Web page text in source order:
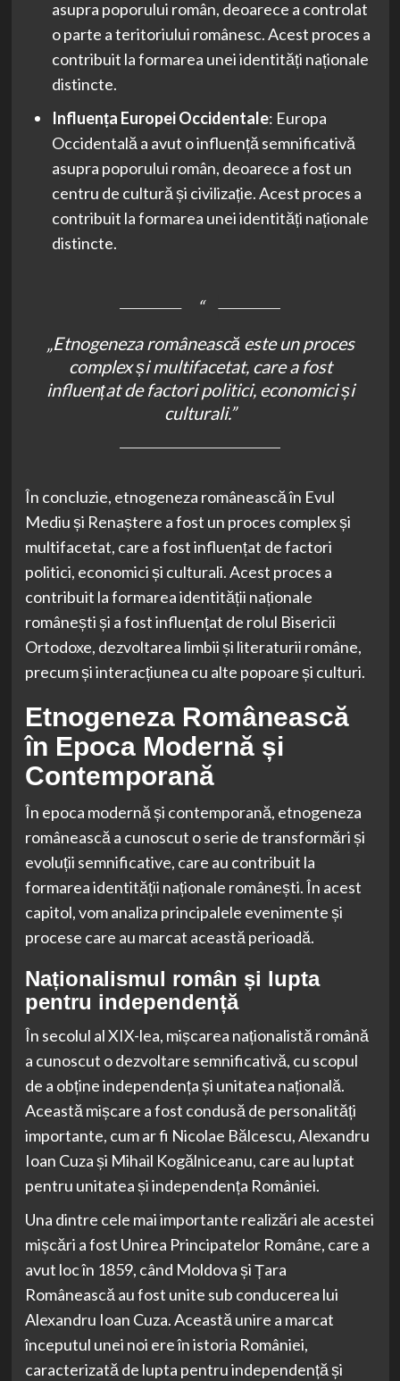
asupra poporului român, deoarece a controlat
o parte a teritoriului românesc. Acest proces a
contribuit la formarea unei identități naționale
distincte.
Influența Europei Occidentale: Europa
Occidentală a avut o influență semnificativă
asupra poporului român, deoarece a fost un
centru de cultură și civilizație. Acest proces a
contribuit la formarea unei identități naționale
distincte.
„Etnogeneza românească este un proces
complex și multifacetat, care a fost
influențat de factori politici, economici și
culturali.”
În concluzie, etnogeneza românească în Evul
Mediu și Renaștere a fost un proces complex și
multifacetat, care a fost influențat de factori
politici, economici și culturali. Acest proces a
contribuit la formarea identității naționale
românești și a fost influențat de rolul Bisericii
Ortodoxe, dezvoltarea limbii și literaturii române,
precum și interacțiunea cu alte popoare și culturi.
Etnogeneza Românească
în Epoca Modernă și
Contemporană
În epoca modernă și contemporană, etnogeneza
românească a cunoscut o serie de transformări și
evoluții semnificative, care au contribuit la
formarea identității naționale românești. În acest
capitol, vom analiza principalele evenimente și
procese care au marcat această perioadă.
Naționalismul român și lupta
pentru independență
În secolul al XIX-lea, mișcarea naționalistă română
a cunoscut o dezvoltare semnificativă, cu scopul
de a obține independența și unitatea națională.
Această mișcare a fost condusă de personalități
importante, cum ar fi Nicolae Bălcescu, Alexandru
Ioan Cuza și Mihail Kogălniceanu, care au luptat
pentru unitatea și independența României.
Una dintre cele mai importante realizări ale acestei
mișcări a fost Unirea Principatelor Române, care a
avut loc în 1859, când Moldova și Țara
Românească au fost unite sub conducerea lui
Alexandru Ioan Cuza. Această unire a marcat
începutul unei noi ere în istoria României,
caracterizată de lupta pentru independență și